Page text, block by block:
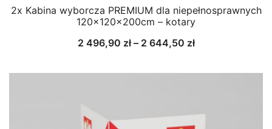
2x Kabina wyborcza PREMIUM dla niepełnosprawnych
120x120x200cm – kotary
2 496,90 zł – 2 644,50 złZakres
od